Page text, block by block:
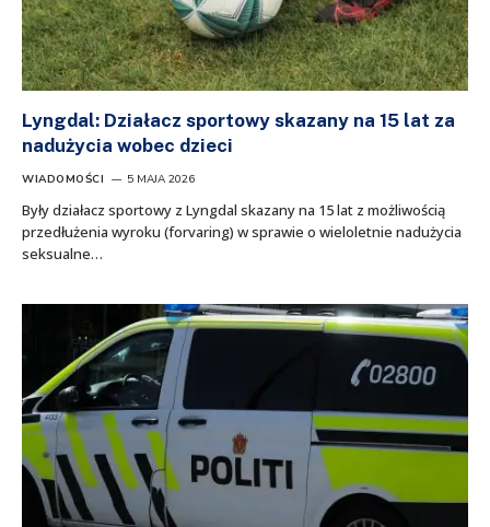
Lyngdal: Działacz sportowy skazany na 15 lat za
nadużycia wobec dzieci
WIADOMOŚCI 5 MAJA 2026
Były działacz sportowy z Lyngdal skazany na 15 lat z możliwością
przedłużenia wyroku (forvaring) w sprawie o wieloletnie nadużycia
seksualne…